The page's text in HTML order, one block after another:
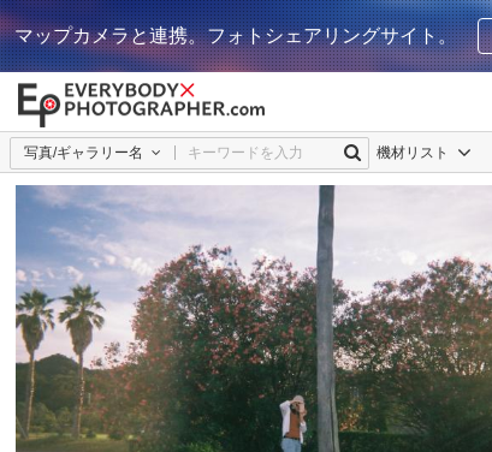
マップカメラと連携。フォトシェアリングサイト。
写真/ギャラリー名 機材リスト